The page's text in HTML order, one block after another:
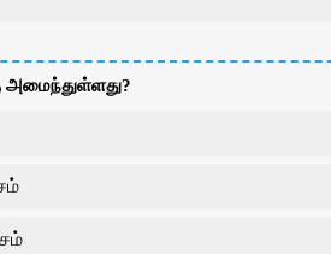
அமைந்துள்ளது?